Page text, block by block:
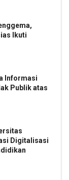
Ikuti
Informasi
Publik atas
Digitalisasi